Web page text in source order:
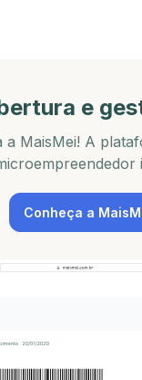
e
a MaisMei! A
Conheça a